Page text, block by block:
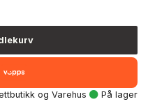
og Varehus
På lager